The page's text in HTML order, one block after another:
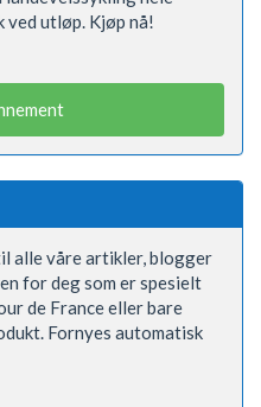
ved utløp. Kjøp nå!
alle våre artikler, blogger
for deg som er spesielt
de France eller bare
Fornyes automatisk